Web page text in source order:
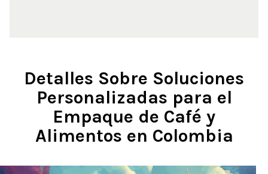
Detalles Sobre Soluciones
Personalizadas para el
Empaque de Café y
Alimentos en Colombia